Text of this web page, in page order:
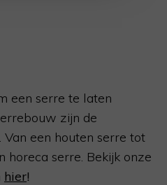
een serre te laten
zijn de
een houten serre tot
horeca serre. Bekijk onze
hier!